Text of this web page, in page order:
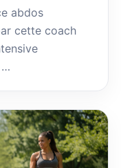
abdos
cette coach
…